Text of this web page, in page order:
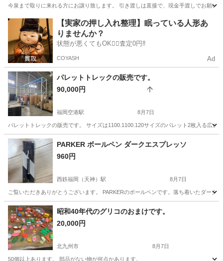
今泉まで取りに来れる方にお譲り致します。 引き渡しは直接で、現金手渡しでお願
福岡 福岡市 西鉄福岡（天神）駅 その他 シーシャ
【実家の押し入れ整理】眠っている人形あ
りませんか？
状態が悪くてもOK🙆‍♀️査定0円‼️
COYASH Ad
パレットトレックの販売です。
90,000円
福岡空港駅 8月7日
パレットトレックの販売です。 サイズは1100.1100.120サイズのパレット2枚入る広
福岡 福岡市 その他
PARKER ボールペン ダークエスプレッソ
960円
西鉄福岡（天神）駅 8月7日
ご覧いただきありがとうございます。 PARKERのボールペンです。落ち着いたダー
福岡 福岡市 西鉄福岡（天神）駅 その他
昭和40年代のグリコのおまけです。
20,000円
北九州市 8月7日
50個以上あります。 部品がない物が何点かあります。